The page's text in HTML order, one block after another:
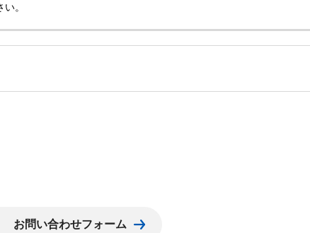
。